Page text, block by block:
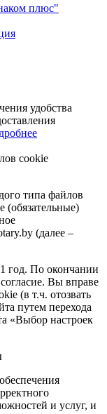
плюс"
удобства
cookie
типа файлов
(обязательные)
(далее –
год. По окончании
Вы вправе
(в т.ч. отозвать
путем перехода
«Выбор настроек
и услуг, и